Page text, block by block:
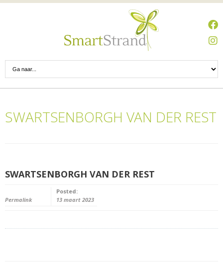
SWARTSENBORGH VAN DER REST
SWARTSENBORGH VAN DER REST
Permalink
Posted:
13 maart 2023